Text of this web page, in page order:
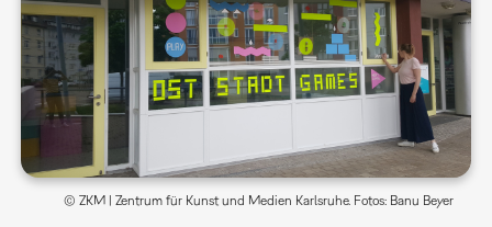
© ZKM | Zentrum für Kunst und Medien Karlsruhe. Fotos: Banu Beyer